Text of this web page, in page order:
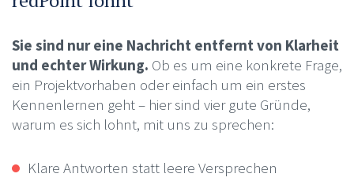
Sie sind nur eine Nachricht entfernt von Klarheit
und echter Wirkung. Ob es um eine konkrete Frage,
ein Projektvorhaben oder einfach um ein erstes
Kennenlernen geht – hier sind vier gute Gründe,
warum es sich lohnt, mit uns zu sprechen:
Klare Antworten statt leere Versprechen